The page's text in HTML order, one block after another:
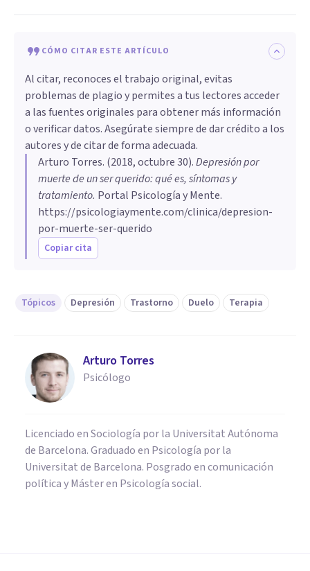
CÓMO CITAR ESTE ARTÍCULO
Al citar, reconoces el trabajo original, evitas
problemas de plagio y permites a tus lectores acceder
a las fuentes originales para obtener más información
o verificar datos. Asegúrate siempre de dar crédito a los
autores y de citar de forma adecuada.
Arturo Torres. (2018, octubre 30).Depresión por
muerte de un ser querido: qué es, síntomas y
tratamiento. Portal Psicología y Mente.
https://psicologiaymente.com/clinica/depresion-
por-muerte-ser-querido
Copiar cita
Tópicos Depresión Trastorno Duelo Terapia
Arturo Torres
Psicólogo
Licenciado en Sociología por la Universitat Autónoma
de Barcelona. Graduado en Psicología por la
Universitat de Barcelona. Posgrado en comunicación
política y Máster en Psicología social.